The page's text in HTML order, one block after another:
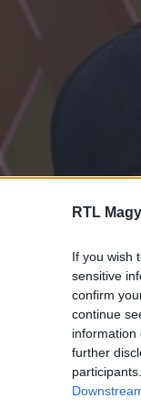
RTL
If you wish
sensitive
confirm
continue
information
further